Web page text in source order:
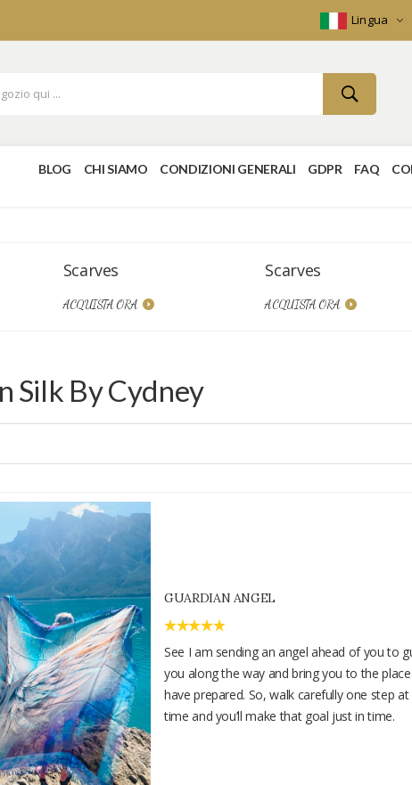
Lingua
BLOG CHI SIAMO CONDIZIONI GENERALI GDPR FAQ
Scarves
ACQUISTA ORA
Scarves
ACQUISTA ORA
Silk By Cydney
GUARDIAN ANGEL
See I am sending an angel ahead of you to
you along the way and bring you to the
have prepared. So, walk carefully one step at
time and you’ll make that goal just in time.